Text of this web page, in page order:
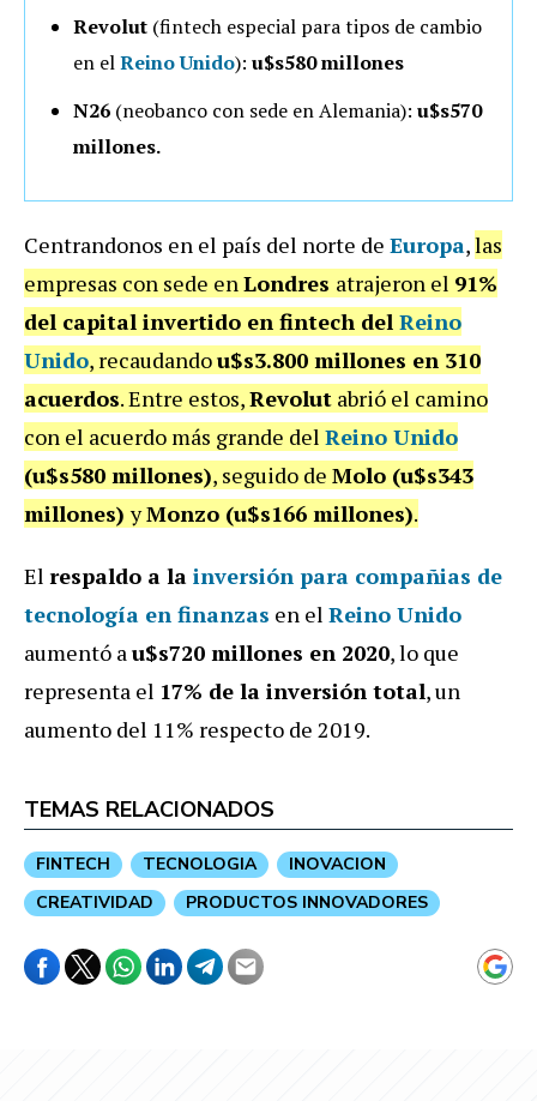
Revolut (fintech especial para tipos de cambio
en elReino Unido): u$s580 millones
N26 (neobanco con sede en Alemania): u$s570
millones.
Centrandonos en el país del norte de Europa,las
empresas con sede en Londres atrajeron el 91%
del capital invertido en fintech del Reino
Unido, recaudandou$s3.800 millones en 310
acuerdos. Entre estos,Revolut abrió el camino
con el acuerdo más grande del Reino Unido
(u$s580 millones), seguido de Molo (u$s343
millones)yMonzo (u$s166 millones).
El respaldo a la inversión para compañias de
tecnología en finanzas en el Reino Unido
aumentó a u$s720 millones en 2020, lo que
representa el 17% de la inversión total, un
aumento del 11% respecto de 2019.
TEMAS RELACIONADOS
FINTECH TECNOLOGIA
INOVACION
CREATIVIDAD
PRODUCTOS INNOVADORES